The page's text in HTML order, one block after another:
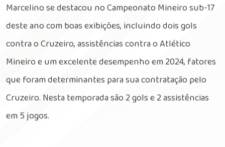
Marcelino se destacou no Campeonato Mineiro sub-17
deste ano com boas exibições, incluindo dois gols
contra o Cruzeiro, assistências contra o Atlético
Mineiro e um excelente desempenho em 2024, fatores
que foram determinantes para sua contratação pelo
Cruzeiro. Nesta temporada são 2 gols e 2 assistências
em 5 jogos.